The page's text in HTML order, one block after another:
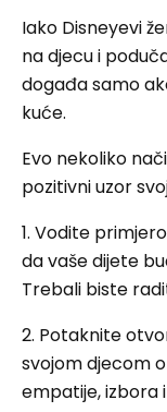
Iako Disneyevi
na djecu i
događa samo
kuće.
Evo nekoliko
pozitivni uzor
1. Vodite
da vaše dijete
Trebali biste
2. Potaknite
svojom djecom
empatije, izbora